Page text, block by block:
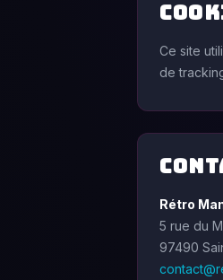
Ce site
de
Rétro
5 rue du
97490